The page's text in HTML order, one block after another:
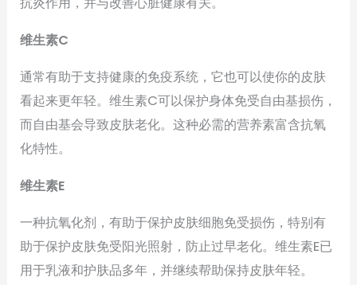
维生素C
通常有助于支持健康的免疫系统，它也可以使你的皮肤
看起来更年轻。维生素C可以保护身体免受自由基损伤，
而自由基会导致皮肤老化。这种必需的营养素富含抗氧
化特性。
维生素E
一种抗氧化剂，有助于保护皮肤细胞免受损伤，特别有
助于保护皮肤免受阳光照射，防止过早老化。维生素E已
用于乳液和护肤品多年，并继续帮助保持皮肤年轻。